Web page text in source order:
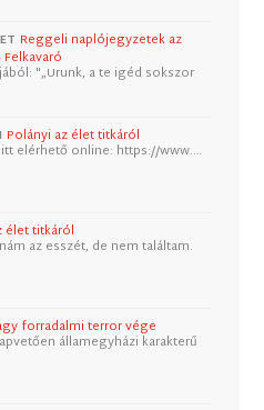
Reggeli naplójegyzetek az
"„Urunk, a te igéd sokszor
Polányi az élet titkáról
elérhető online: https://www.…
élet titkáról
az esszét, de nem találtam.
forradalmi terror vége
államegyházi karakterű